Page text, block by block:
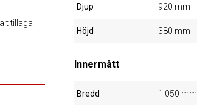
tillaga
Djup 920 mm
Höjd 380 mm
Innermått
Bredd 1.050 mm